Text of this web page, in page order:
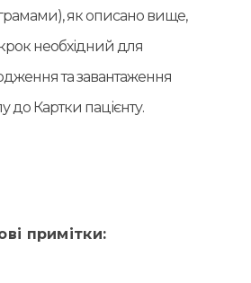
як описано вище,
необхідний для
та завантаження
до Картки пацієнту.
примітки: